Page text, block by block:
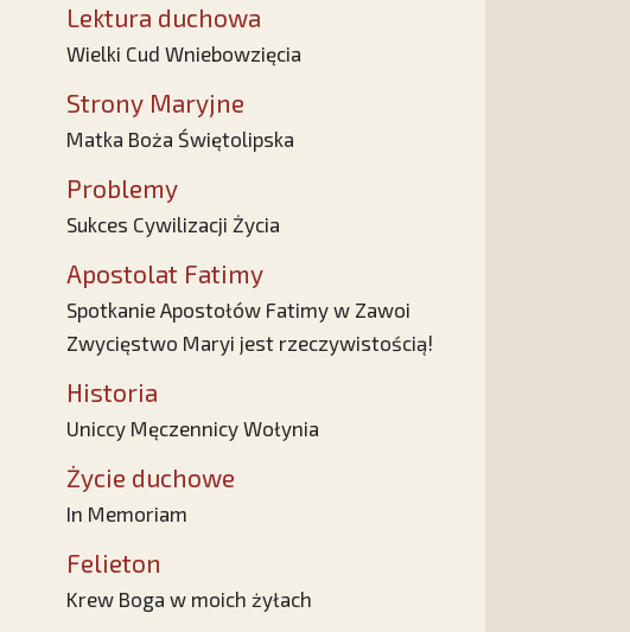
Lektura duchowa
Wielki Cud Wniebowzięcia
Strony Maryjne
Matka Boża Świętolipska
Problemy
Sukces Cywilizacji Życia
Apostolat Fatimy
Spotkanie Apostołów Fatimy w Zawoi
Zwycięstwo Maryi jest rzeczywistością!
Historia
Uniccy Męczennicy Wołynia
Życie duchowe
In Memoriam
Felieton
Krew Boga w moich żyłach